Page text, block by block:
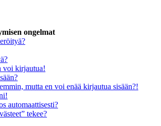
ongelmat
voi kirjautua!
mutta en voi enää kirjautua sisään?!
automaattisesti?
tekee?